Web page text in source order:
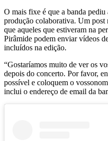
O mais fixe é que a banda pediu
produção colaborativa. Um
que aqueles que estiveram na
Pirâmide podem enviar vídeos
incluídos na edição.
“Gostaríamos muito de ver os
depois do concerto. Por favor,
possível e coloquem o
inclui o endereço de email da